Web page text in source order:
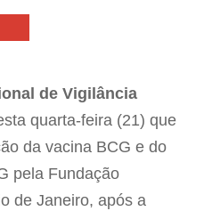
de Vigilância
quarta-feira (21) que
da vacina BCG e do
pela Fundação
de Janeiro, após a